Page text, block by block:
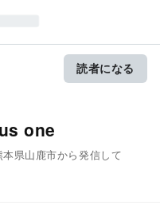
読者になる
one
県山鹿市から発信して